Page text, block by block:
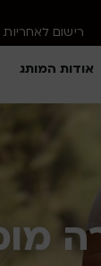
אודות המותג
רישום לאחריות